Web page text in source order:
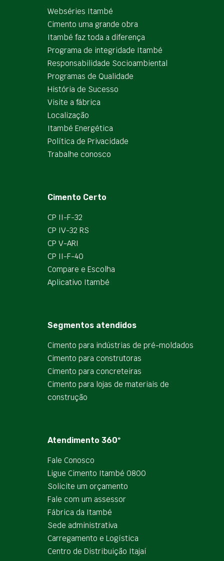
Webséries Itambé
Cimento uma grande obra
Itambé faz toda a diferença
Programa de integridade Itambé
Responsabilidade Socioambiental
Programas de Qualidade
História de Sucesso
Visite a fábrica
Localização
Itambé Energética
Política de Privacidade
Trabalhe conosco
Cimento Certo
CP II-F-32
CP IV-32 RS
CP V-ARI
CP II-F-40
Compare e Escolha
Aplicativo Itambé
Segmentos atendidos
Cimento para indústrias de pré-moldados
Cimento para construtoras
Cimento para concreteiras
Cimento para lojas de materiais de
construção
Atendimento 360º
Fale Conosco
Ligue Cimento Itambé 0800
Solicite um orçamento
Fale com um assessor
Fábrica da Itambé
Sede administrativa
Carregamento e Logística
Centro de Distribuição Itajaí